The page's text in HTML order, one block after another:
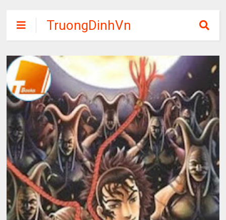
TruongDinhVn
Chia sẽ ebook,
các khóa học,
phần mềm học
tập miễn phí